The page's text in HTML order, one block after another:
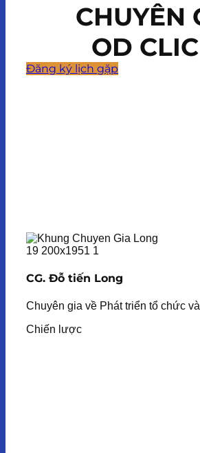
CHUYÊN
OD
Đăng ký lịch gặp
CG. Đỗ tiến Long
Chuyên gia về Phát triển tổ chức và
Chiến lược